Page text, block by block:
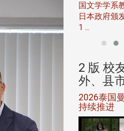
届满。董事会于6月
时 ...
国文学学系
日本政府颁
1 ...
会活动 (海
召开115年年中
宗由当选116年
权承办下届世界
2 版 校
外、县
2026泰国
持续推进